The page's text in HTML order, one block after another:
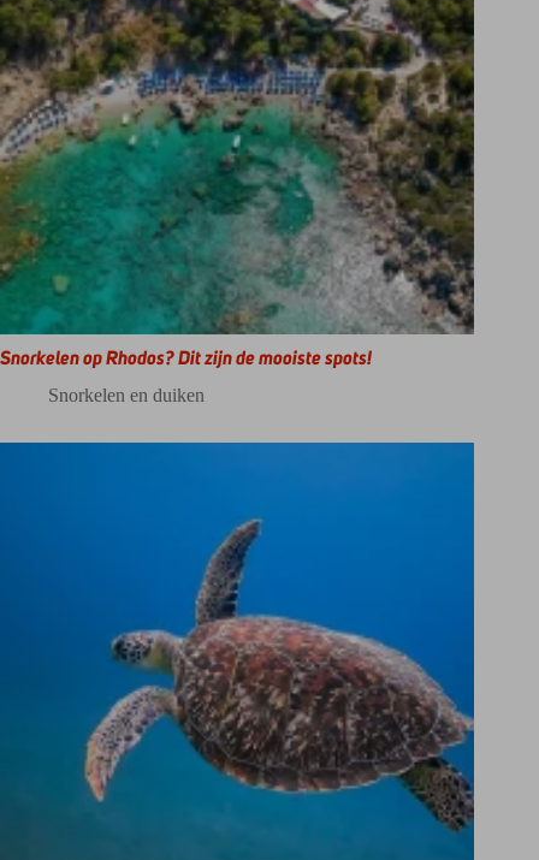
Snorkelen op Rhodos? Dit zijn de mooiste spots!
Snorkelen en duiken